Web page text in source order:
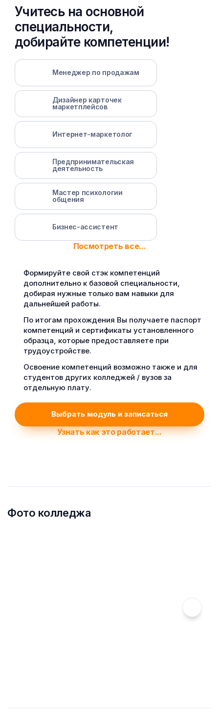
Учитесь на основной
специальности,
добирайте компетенции!
Менеджер по продажам
Дизайнер карточек
маркетплейсов
Интернет-маркетолог
Предпринимательская
деятельность
Мастер психологии
общения
Бизнес-ассистент
Посмотреть все...
Формируйте свой стэк компетенций
дополнительно к базовой специальности,
добирая нужные только вам навыки для
дальнейшей работы.
По итогам прохождения Вы получаете паспорт
компетенций и сертификаты установленного
образца, которые предоставляете при
трудоустройстве.
Освоение компетенций возможно также и для
студентов других колледжей / вузов за
отдельную плату.
Выбрать модуль и записаться
Узнать как это работает...
Фото колледжа